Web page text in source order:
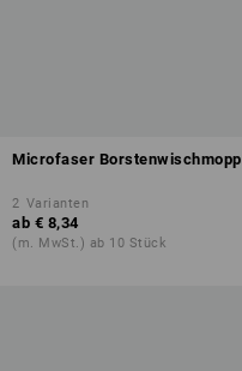
Microfaser Borstenwischmopp
2 Varianten
ab € 8,34
(m. MwSt.) ab 10 Stück